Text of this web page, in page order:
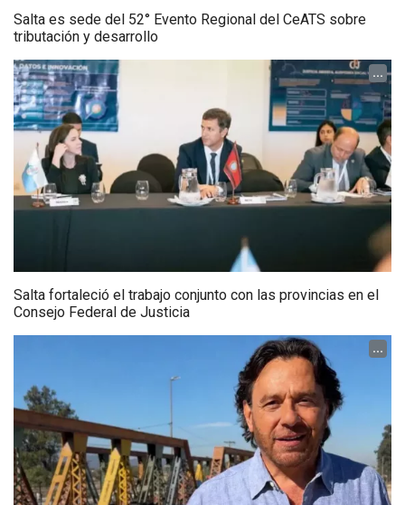
Salta es sede del 52° Evento Regional del CeATS sobre
tributación y desarrollo
...
Salta fortaleció el trabajo conjunto con las provincias en el
Consejo Federal de Justicia
...